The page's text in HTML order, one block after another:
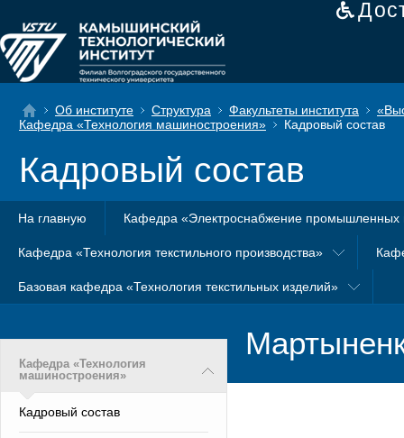
Об институте Структура Факультеты института
Кафедра «Технология машиностроения»
Кадровый состав
Кадровый состав
На главную Кафедра «Электроснабжение промышленных
Кафедра «Технология текстильного производства»
Базовая кафедра «Технология текстильных изделий»
Кафедра «Технология
машиностроения»
Кадровый состав